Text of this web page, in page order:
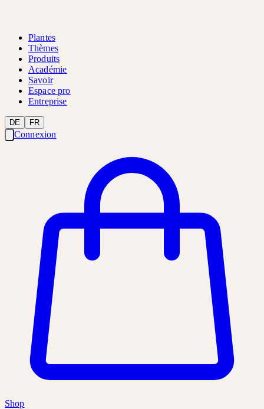
Plantes
Thèmes
Produits
Académie
Savoir
Espace pro
Entreprise
DE FR
Connexion
Shop